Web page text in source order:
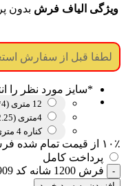
ویژگی الیاف فرش بدون
لطفا قبل از سفارش استعلام قیمت از طریق واتساپ
*سایز مورد نظر را
12 متری (4*3)
4متری (2.25*1.5)
کناره 4 متری (4*1)
۱۰٪ از قیمت تمام شده فرش پرداخت کنید
پرداخت کامل
فرش 1200 شانه کد 120909 کرم بژ عدد